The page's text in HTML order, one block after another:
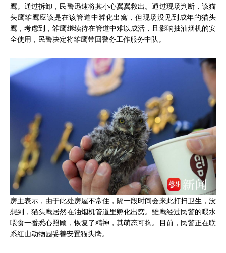
鹰。通过拆卸，民警迅速将其小心翼翼救出。通过现场判断，该猫
头鹰雏鹰应该是在该管道中孵化出窝，但现场没见到成年的猫头
鹰，考虑到，雏鹰继续待在管道中难以成活，且影响抽油烟机的安
全使用，民警决定将雏鹰带回警务工作服务中队。
房主表示，由于此处房屋不常住，隔一段时间会来此打扫卫生，没
想到，猫头鹰居然在油烟机管道里孵化出窝。雏鹰经过民警的喂水
喂食一番悉心照顾，恢复了精神，其萌态可掬。目前，民警正在联
系红山动物园妥善安置猫头鹰。